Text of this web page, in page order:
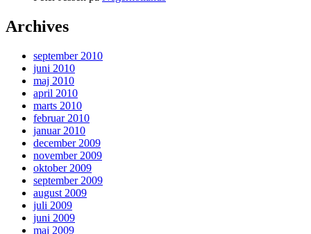
Archives
september 2010
juni 2010
maj 2010
april 2010
marts 2010
februar 2010
januar 2010
december 2009
november 2009
oktober 2009
september 2009
august 2009
juli 2009
juni 2009
maj 2009